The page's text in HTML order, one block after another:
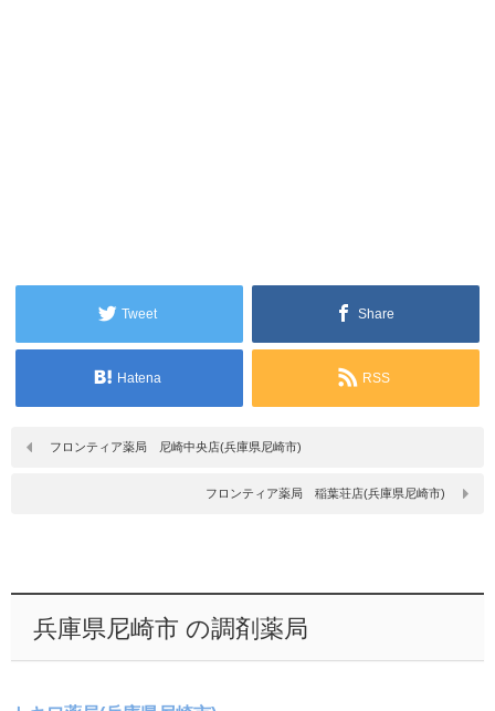
Tweet Share
Hatena RSS
フロンティア薬局 尼崎中央店(兵庫県尼崎市)
フロンティア薬局 稲葉荘店(兵庫県尼崎市)
兵庫県尼崎市 の調剤薬局